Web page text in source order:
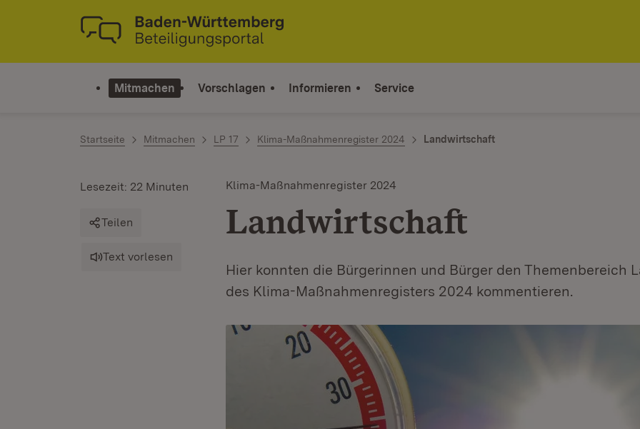
Zum Inhalt springen
Link zur Startseite
Mitmachen Vorschlagen Informieren Service
Startseite Mitmachen LP 17 Klima-Maßnahmenregister 2024 Landwirtschaft
Klima-Maßnahmenregister 2024
Landwirtschaft
Hier konnten die Bürgerinnen und Bürger den Themenbereich
des Klima-Maßnahmenregisters 2024 kommentieren.
Lesezeit: 22 Minuten
Teilen
Text vorlesen